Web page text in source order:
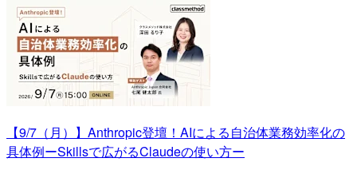
【9/7（月）】Anthropic登壇！AIによる自治体業務効率化の
具体例ーSkillsで広がるClaudeの使い方ー